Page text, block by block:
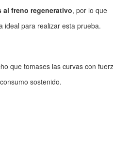
freno regenerativo, por lo que
ideal para realizar esta prueba.
que tomases las curvas con
sostenido.